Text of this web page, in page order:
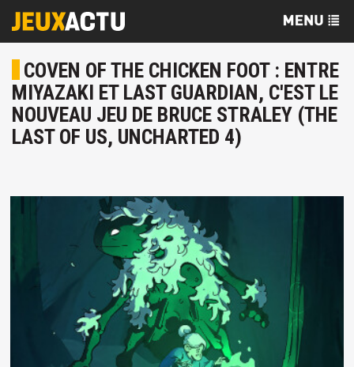
COVEN OF THE CHICKEN FOOT : ENTRE
MIYAZAKI ET LAST GUARDIAN, C'EST LE
NOUVEAU JEU DE BRUCE STRALEY (THE
LAST OF US, UNCHARTED 4)